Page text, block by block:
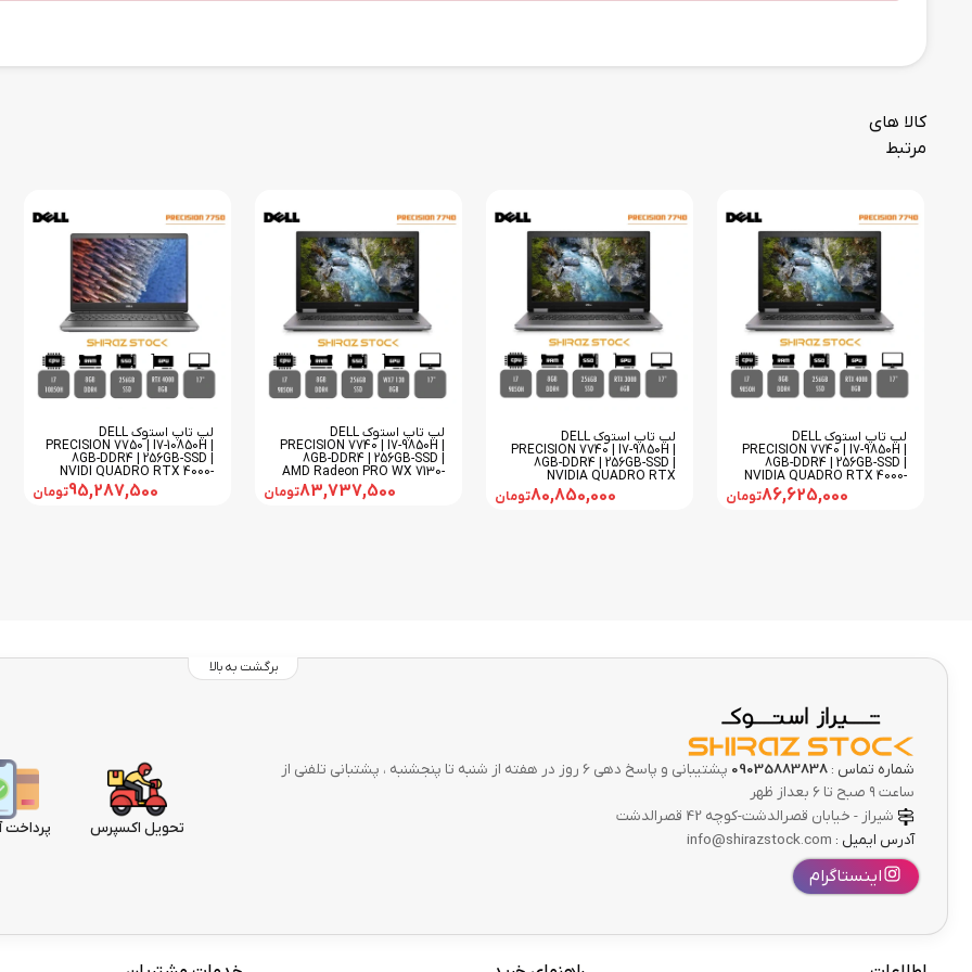
کالا های
مرتبط
لپ تاپ استوک DELL
PRECISION 7740 | I7-9850H |
8GB-DDR4 | 256GB-SSD |
NVIDIA QUADRO RTX 4000-
86,625,000تومان
لپ تاپ استوک DELL
PRECISION 7740 | I7-9850H |
8GB-DDR4 | 256GB-SSD |
NVIDIA QUADRO RTX
3000-۶GB | 1780,850,000تومان
لپ تاپ استوک DELL
PRECISION 7740 | I7-9850H |
8GB-DDR4 | 256GB-SSD |
AMD Radeon PRO WX 7130-
83,737,500تومان
لپ تاپ استوک DELL
PRECISION 7750 | I7-10850H |
8GB-DDR4 | 256GB-SSD |
NVIDI QUADRO RTX 4000-
95,287,500تومان
برگشت به بالا
شماره تماس : 09035883838
پشتیبانی و پاسخ دهی 6 روز در هفته از شنبه تا پنجشنبه ، پشتبانی تلفنی از
ساعت ۹ صبح تا ۶ بعداز ظهر
شیراز - خیابان قصرالدشت-کوچه 42 قصرالدشت
آدرس ایمیل :
اینستاگرام
تحویل اکسپرس پرداخت